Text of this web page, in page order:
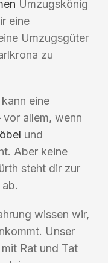
Umzugskönig
eine
Umzugsgüter
zu
eine
vor allem, wenn
und
Aber keine
steht dir zur
wissen wir,
Unser
Rat und Tat